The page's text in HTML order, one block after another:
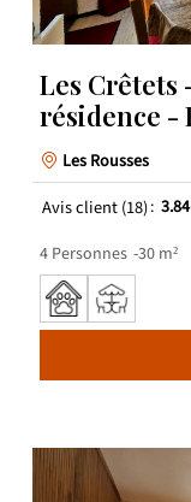
Les Crêtets
résidence -
Les Rousses
Avis client(18) 3.84
4 Personnes 30 m²